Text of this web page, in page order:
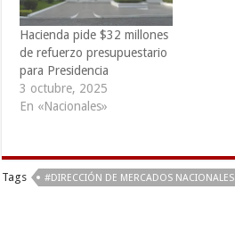
Hacienda pide $32 millones
de refuerzo presupuestario
para Presidencia
3 octubre, 2025
En «Nacionales»
Tags #DIRECCIÓN DE MERCADOS NACIONALES